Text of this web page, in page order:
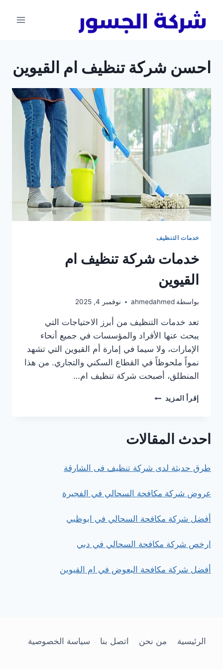
احسن شركة تنظيف ام القيوين
خدمات التنظيف
خدمات شركة تنظيف ام
القيوين
بواسطة ahmedahmed نوفمبر 4, 2025
تعد خدمات التنظيف من أبرز الاحتياجات التي
يبحث عنها الأفراد والمؤسسات في جميع أنحاء
الإمارات، ولا سيما في إمارة أم القيوين التي تشهد
نمواً ملحوظاً في القطاع السكني والتجاري. من هذا
المنطلق، أصبحت شركة تنظيف ام…
إقرأ المزيد خدمات
القيوين
احدث المقالات
طرق حديثة لدى شركة تنظيف فى الشارقة
عروض شركة مكافحة السحالي في الفجيرة
أفضل شركة مكافحة السحالي في ابوظبي
ارخص شركة مكافحة السحالي في دبي
أفضل شركة مكافحة البعوض في ام القيوين
الرئيسية من نحن اتصل بنا سياسة الخصوصية